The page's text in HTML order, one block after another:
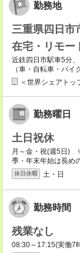
勤務地
三重県四日市
在宅・リモー
近鉄四日市駅車5分
（車・自転車・バイ
＜世界シェアトッ
勤務曜日
土日祝休
月～金・祝(週5日)
季・年末年始は長め
休日休暇 土・日
勤務時間
残業なし
08:30～17:15(実働